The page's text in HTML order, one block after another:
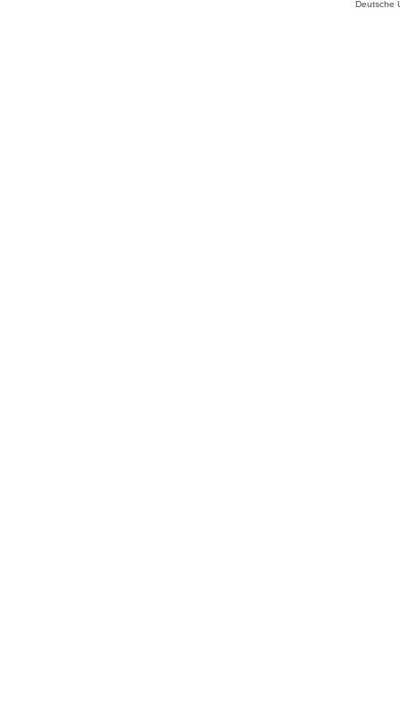
Deutsche